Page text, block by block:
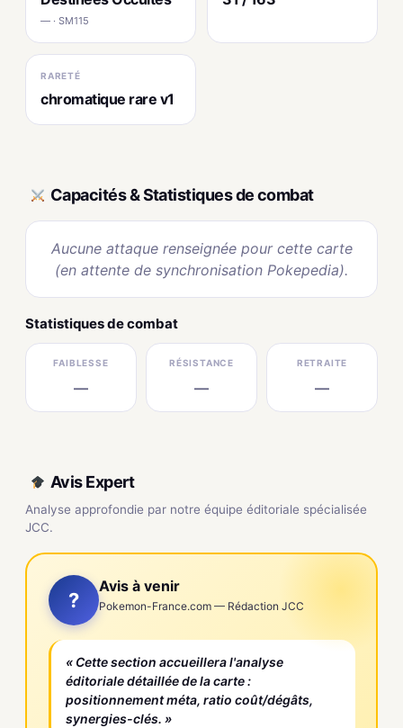
— · SM115
RARETÉ
chromatique rare v1
Capacités & Statistiques de combat
Aucune attaque renseignée pour cette carte
(en attente de synchronisation Pokepedia).
Statistiques de combat
FAIBLESSE
—
RÉSISTANCE
—
RETRAITE
—
Avis Expert
Analyse approfondie par notre équipe éditoriale spécialisée
JCC.
?
Avis à venir
Pokemon-France.com — Rédaction JCC
« Cette section accueillera l'analyse
éditoriale détaillée de la carte :
positionnement méta, ratio coût/dégâts,
synergies-clés. »